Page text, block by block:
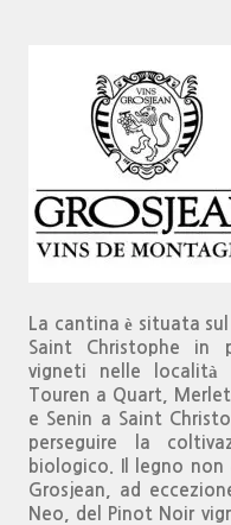
La cantina è situata
Saint Christophe in
vigneti nelle località
Touren a Quart,
e Senin a Saint
perseguire la
biologico. Il legno non
Grosjean, ad
Neo, del Pinot Noir